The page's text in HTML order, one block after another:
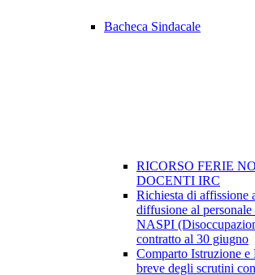
Bacheca Sindacale
RICORSO FERIE
DOCENTI IRC
Richiesta di affissione
diffusione al
NASPI
contratto al 30 giugno
Comparto Istruzione e
breve degli scrutini